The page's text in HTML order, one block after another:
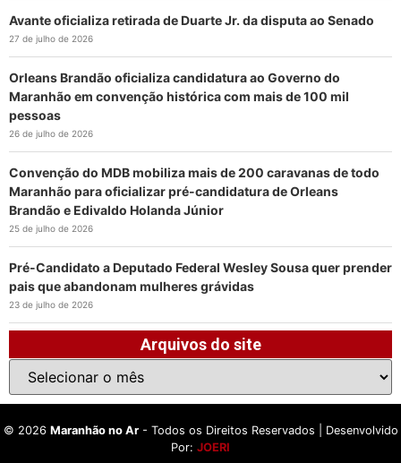
Avante oficializa retirada de Duarte Jr. da disputa ao Senado
27 de julho de 2026
Orleans Brandão oficializa candidatura ao Governo do
Maranhão em convenção histórica com mais de 100 mil
pessoas
26 de julho de 2026
Convenção do MDB mobiliza mais de 200 caravanas de todo
Maranhão para oficializar pré-candidatura de Orleans
Brandão e Edivaldo Holanda Júnior
25 de julho de 2026
Pré-Candidato a Deputado Federal Wesley Sousa quer prender
pais que abandonam mulheres grávidas
23 de julho de 2026
Arquivos do site
© 2026 Maranhão no Ar- Todos os Direitos Reservados | Desenvolvido
Por: JOERI